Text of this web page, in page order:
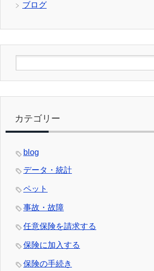
ブログ
カテゴリー
blog
データ・統計
ペット
事故・故障
任意保険を請求する
保険に加入する
保険の手続き